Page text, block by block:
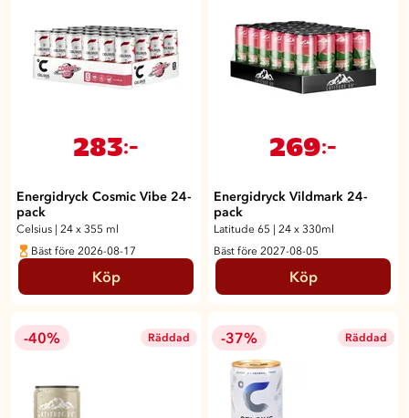
283:-
Energidryck Cosmic Vibe 24-
pack
Celsius | 24 x 355 ml
Bäst före 2026-08-17
Köp
269:-
Energidryck Vildmark 24-
pack
Latitude 65 | 24 x 330ml
Bäst före 2027-08-05
Köp
-40% Räddad -37% Räddad